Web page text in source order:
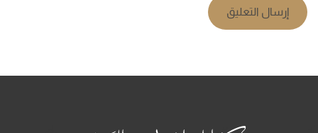
إرسال التعليق